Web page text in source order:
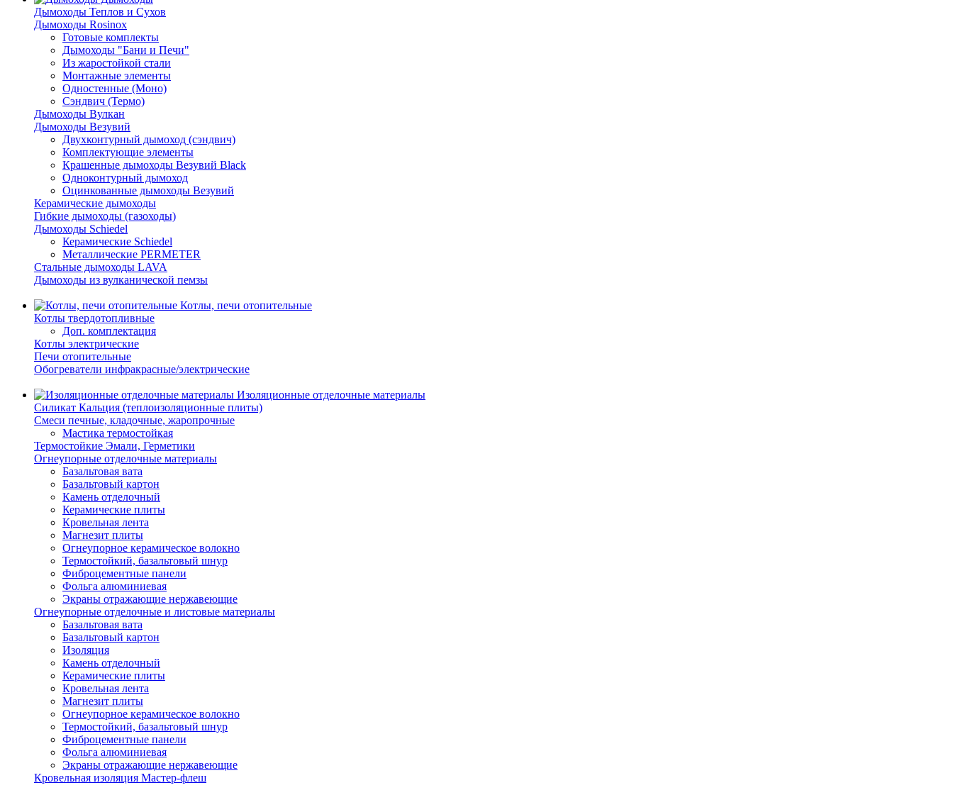
Дымоходы Теплов и Сухов
Дымоходы Rosinox
Готовые комплекты
Дымоходы "Бани и Печи"
Из жаростойкой стали
Монтажные элементы
Одностенные (Моно)
Сэндвич (Термо)
Дымоходы Вулкан
Дымоходы Везувий
Двухконтурный дымоход (сэндвич)
Комплектующие элементы
Крашенные дымоходы Везувий Black
Одноконтурный дымоход
Оцинкованные дымоходы Везувий
Керамические дымоходы
Гибкие дымоходы (газоходы)
Дымоходы Schiedel
Керамические Schiedel
Металлические PERMETER
Стальные дымоходы LAVA
Дымоходы из вулканической пемзы
Котлы, печи отопительные
Котлы твердотопливные
Доп. комплектация
Котлы электрические
Печи отопительные
Обогреватели инфракрасные/электрические
Изоляционные отделочные материалы
Силикат Кальция (теплоизоляционные плиты)
Смеси печные, кладочные, жаропрочные
Мастика термостойкая
Термостойкие Эмали, Герметики
Огнеупорные отделочные материалы
Базальтовая вата
Базальтовый картон
Камень отделочный
Керамические плиты
Кровельная лента
Магнезит плиты
Огнеупорное керамическое волокно
Термостойкий, базальтовый шнур
Фиброцементные панели
Фольга алюминиевая
Экраны отражающие нержавеющие
Огнеупорные отделочные и листовые материалы
Базальтовая вата
Базальтовый картон
Изоляция
Камень отделочный
Керамические плиты
Кровельная лента
Магнезит плиты
Огнеупорное керамическое волокно
Термостойкий, базальтовый шнур
Фиброцементные панели
Фольга алюминиевая
Экраны отражающие нержавеющие
Кровельная изоляция Мастер-флеш